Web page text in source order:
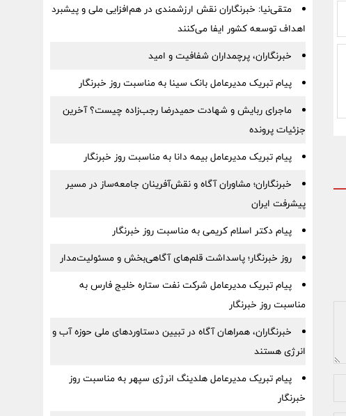
متقی‌نیا: خبرنگاران نقش ارزشمندی در هم‌افزایی ملی و پیشبرد
اهداف توسعه کشور ایفا می‌کنند
خبرنگاران، پرچمداران شفافیت و امید
پیام تبریک مدیرعامل بانک سینا به مناسبت روز خبرنگار
ماجرای ربایش و شهادت حمیدرضا رجب‌زاده چیست؟ آخرین
جزئیات پرونده
پیام ‌تبریک‌ مدیرعامل بیمه دانا به مناسبت روز خبرنگار
خبرنگاران؛ مشاوران آگاه و نقش‌آفرینان جامعه‌ساز در مسیر
پیشرفت ایران
پیام دکتر اسلام کریمی به مناسبت روز خبرنگار
روز خبرنگار؛ پاسداشت قلم‌های آگاهی‌بخش و مسئولیت‌مدار
پیام تبریک مدیرعامل شرکت نفت ستاره خلیج فارس به
مناسبت روز خبرنگار
خبرنگاران، همراهان آگاه در تبیین دستاوردهای ملی حوزه آب و
انرژی هستند
پیام تبریک مدیرعامل هلدینگ انرژی سپهر به مناسبت روز
خبرنگار